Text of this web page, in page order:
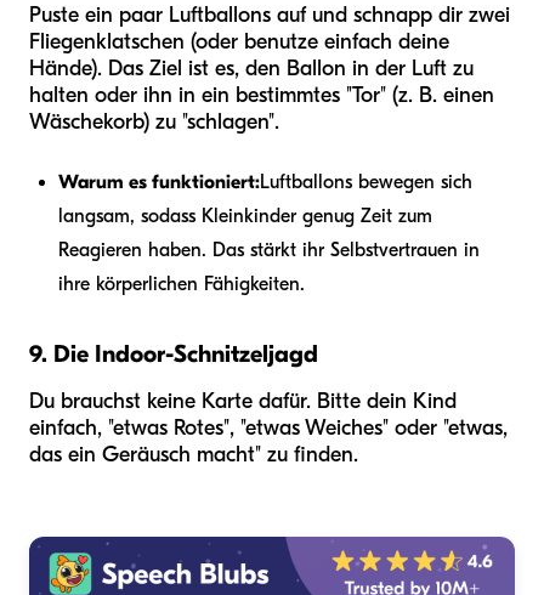
Puste ein paar Luftballons auf und schnapp dir zwei
Fliegenklatschen (oder benutze einfach deine
Hände). Das Ziel ist es, den Ballon in der Luft zu
halten oder ihn in ein bestimmtes "Tor" (z. B. einen
Wäschekorb) zu "schlagen".
Warum es funktioniert:Luftballons bewegen sich
langsam, sodass Kleinkinder genug Zeit zum
Reagieren haben. Das stärkt ihr Selbstvertrauen in
ihre körperlichen Fähigkeiten.
9. Die Indoor-Schnitzeljagd
Du brauchst keine Karte dafür. Bitte dein Kind
einfach, "etwas Rotes", "etwas Weiches" oder "etwas,
das ein Geräusch macht" zu finden.